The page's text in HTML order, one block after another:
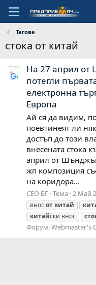
Тагове
стока от китай
На 27 април
потегли
електронна
Европа
Ай ся да видим,
поевтинеят ли
достъп до този
внесената стока
април от
жп композиция
на коридора...
СЕО БГ Тема 2 Май
вносот китай
китайски внос
Форум:Webmaster's